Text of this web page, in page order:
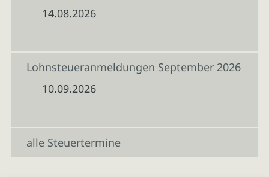
14.08.2026
Lohnsteueranmeldungen September 2026
10.09.2026
alle Steuertermine